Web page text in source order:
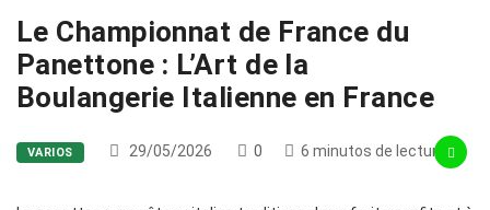
Le Championnat de France du
Panettone : L’Art de la
Boulangerie Italienne en France
VARIOS 29/05/2026 0 6 minutos de lectura